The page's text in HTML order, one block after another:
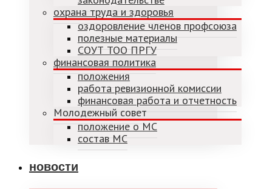
охрана труда и здоровья
оздоровление членов профсоюза
полезные материалы
СОУТ ТОО ПРГУ
финансовая политика
положения
работа ревизионной комиссии
финансовая работа и отчетность
Молодежный совет
положение о МС
состав МС
новости